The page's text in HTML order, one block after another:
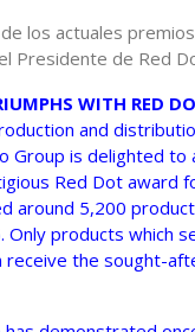
los actuales
Presidente de Red
WITH RED
and
Group is delighted
Red Dot award
around 5,200
Only products which
receive the sought-